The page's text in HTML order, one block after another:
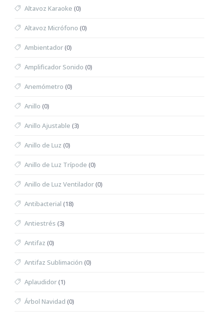
Altavoz Karaoke (0)
Altavoz Micrófono (0)
Ambientador(0)
Amplificador Sonido (0)
Anemómetro (0)
Anillo (0)
Anillo Ajustable (3)
Anillo de Luz (0)
Anillo de Luz Trípode (0)
Anillo de Luz Ventilador(0)
Antibacterial (18)
Antiestrés (3)
Antifaz (0)
Antifaz Sublimación (0)
Aplaudidor(1)
Árbol Navidad (0)